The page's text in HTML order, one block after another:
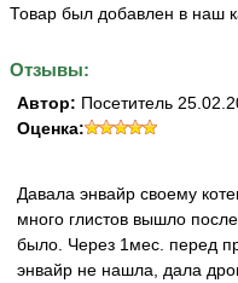
Товар был добавлен в наш
Отзывы:
Автор: Посетитель
Оценка:
Давала энвайр своему
много глистов вышло
было. Через 1мес. перед
энвайр не нашла, дала